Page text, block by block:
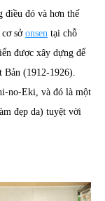
điều đó và hơn thế
sở onsen tại chỗ
được xây dựng để
Bản (1912-1926).
no-Eki, và đó là một
đẹp da) tuyệt vời